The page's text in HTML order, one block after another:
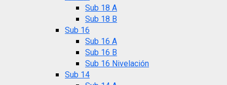
Sub 18 A
Sub 18 B
Sub 16
Sub 16 A
Sub 16 B
Sub 16 Nivelación
Sub 14